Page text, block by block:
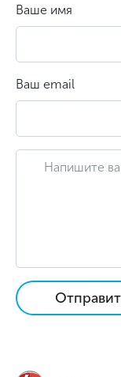
Ваше имя
Ваш email